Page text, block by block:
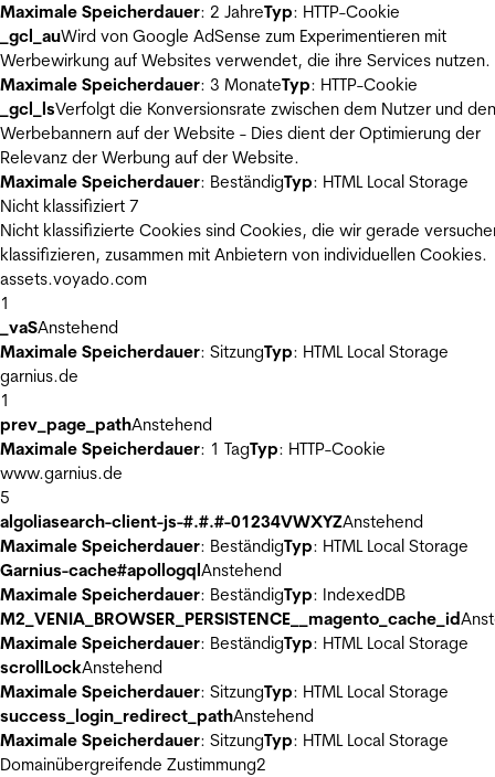
Maximale Speicherdauer: 2 JahreTyp: HTTP-Cookie
_gcl_auWird von Google AdSense zum Experimentieren mit
Werbewirkung auf Websites verwendet, die ihre Services nutzen.
Maximale Speicherdauer: 3 MonateTyp: HTTP-Cookie
_gcl_lsVerfolgt die Konversionsrate zwischen dem Nutzer und den
Werbebannern auf der Website - Dies dient der Optimierung der
Relevanz der Werbung auf der Website.
Maximale Speicherdauer: BeständigTyp: HTML Local Storage
Nicht klassifiziert 7
Nicht klassifizierte Cookies sind Cookies, die wir gerade
klassifizieren, zusammen mit Anbietern von individuellen Cookies.
assets.voyado.com
1
_vaSAnstehend
Maximale Speicherdauer: SitzungTyp: HTML Local Storage
garnius.de
1
prev_page_pathAnstehend
Maximale Speicherdauer: 1 TagTyp: HTTP-Cookie
www.garnius.de
5
algoliasearch-client-js-#.#.#-01234VWXYZAnstehend
Maximale Speicherdauer: BeständigTyp: HTML Local Storage
Garnius-cache#apollogqlAnstehend
Maximale Speicherdauer: BeständigTyp: IndexedDB
M2_VENIA_BROWSER_PERSISTENCE__magento_cache_id
Maximale Speicherdauer: BeständigTyp: HTML Local Storage
scrollLockAnstehend
Maximale Speicherdauer: SitzungTyp: HTML Local Storage
success_login_redirect_pathAnstehend
Maximale Speicherdauer: SitzungTyp: HTML Local Storage
Domainübergreifende Zustimmung2